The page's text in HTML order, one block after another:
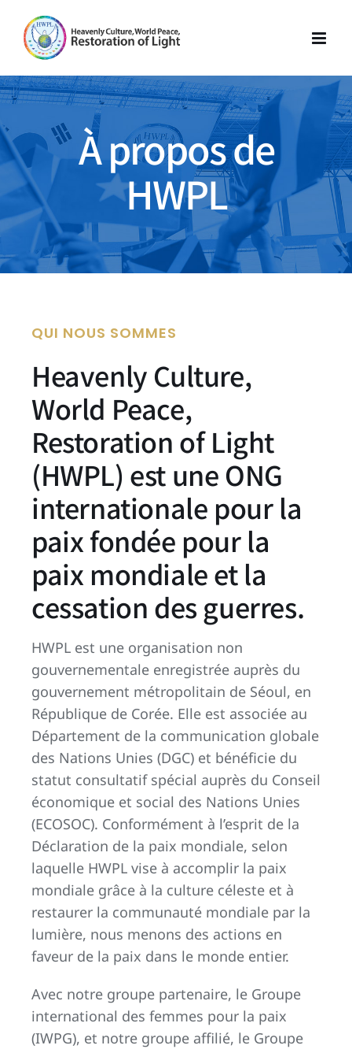
content
À propos de
HWPL
QUI NOUS SOMMES
Heavenly Culture,
World Peace,
Restoration of Light
(HWPL) est une ONG
internationale pour la
paix fondée pour la
paix mondiale et la
cessation des guerres.
HWPL est une organisation non
gouvernementale enregistrée auprès du
gouvernement métropolitain de Séoul, en
République de Corée. Elle est associée au
Département de la communication globale
des Nations Unies (DGC) et bénéficie du
statut consultatif spécial auprès du Conseil
économique et social des Nations Unies
(ECOSOC). Conformément à l’esprit de la
Déclaration de la paix mondiale, selon
laquelle HWPL vise à accomplir la paix
mondiale grâce à la culture céleste et à
restaurer la communauté mondiale par la
lumière, nous menons des actions en
faveur de la paix dans le monde entier.
Avec notre groupe partenaire, le Groupe
international des femmes pour la paix
(IWPG), et notre groupe affilié, le Groupe